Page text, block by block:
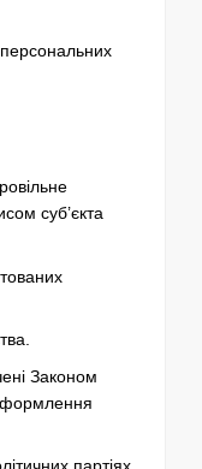
суб’єкта
Законом